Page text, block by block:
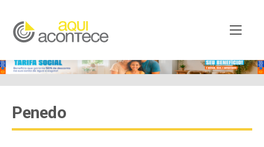
Penedo